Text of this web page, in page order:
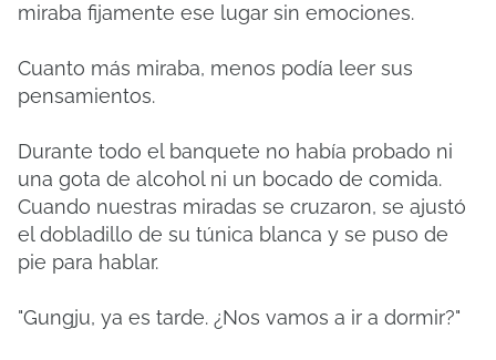
miraba fijamente ese lugar sin emociones.
Cuanto más miraba, menos podía leer sus
pensamientos.
Durante todo el banquete no había probado ni
una gota de alcohol ni un bocado de comida.
Cuando nuestras miradas se cruzaron, se ajustó
el dobladillo de su túnica blanca y se puso de
pie para hablar.
"Gungju, ya es tarde. ¿Nos vamos a ir a dormir?"